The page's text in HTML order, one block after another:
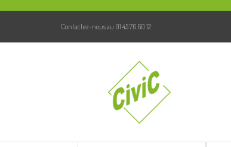
Contactez-nous au 01 45 76 60 12